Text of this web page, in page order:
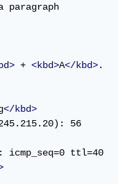
paragraph
+ <kbd>A</kbd>.
</kbd>
56
icmp_seq=0 ttl=40